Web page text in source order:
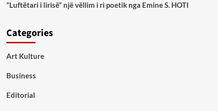
”Luftëtari i lirisë” një vëllim i ri poetik nga Emine S. HOTI
Categories
Art Kulture
Business
Editorial